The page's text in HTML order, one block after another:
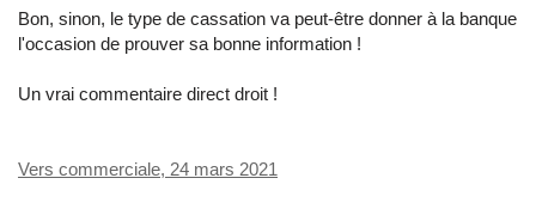
Bon, sinon, le type de cassation va peut-être donner à la banque
l'occasion de prouver sa bonne information !
Un vrai commentaire direct droit !
Vers commerciale, 24 mars 2021